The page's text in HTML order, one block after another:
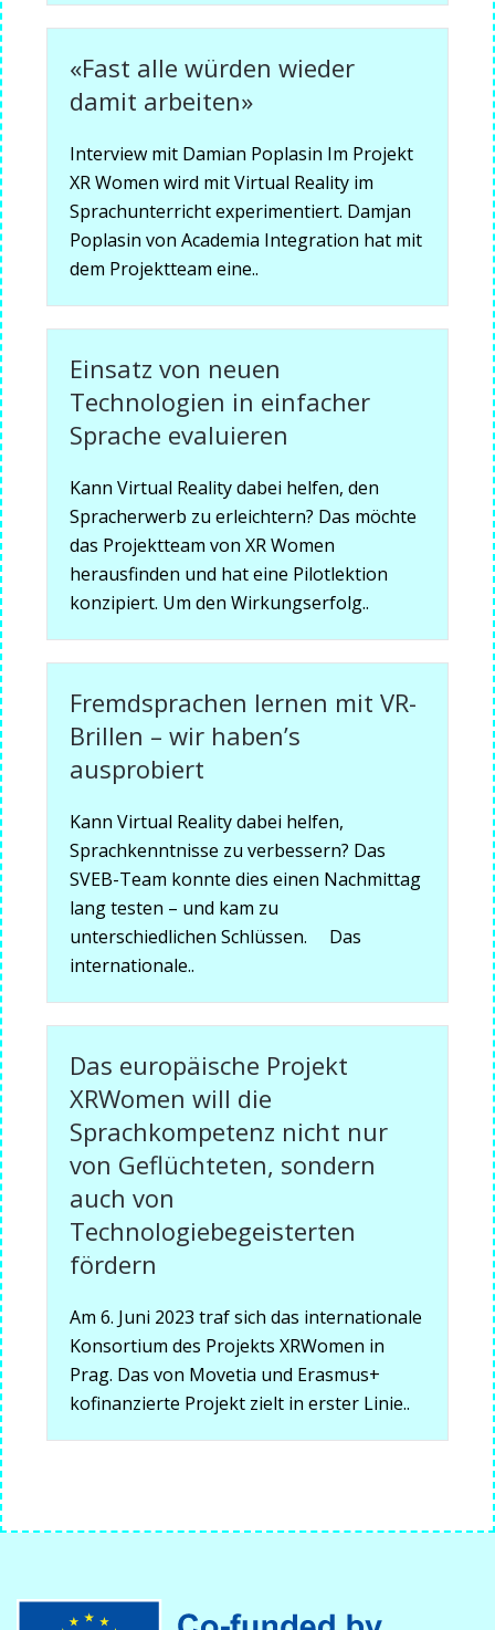
«Fast alle würden wieder
damit arbeiten»
Interview mit Damian Poplasin Im Projekt
XR Women wird mit Virtual Reality im
Sprachunterricht experimentiert. Damjan
Poplasin von Academia Integration hat mit
dem Projektteam eine..
Einsatz von neuen
Technologien in einfacher
Sprache evaluieren
Kann Virtual Reality dabei helfen, den
Spracherwerb zu erleichtern? Das möchte
das Projektteam von XR Women
herausfinden und hat eine Pilotlektion
konzipiert. Um den Wirkungserfolg..
Fremdsprachen lernen mit VR-
Brillen – wir haben’s
ausprobiert
Kann Virtual Reality dabei helfen,
Sprachkenntnisse zu verbessern? Das
SVEB-Team konnte dies einen Nachmittag
lang testen – und kam zu
unterschiedlichen Schlüssen. Das
internationale..
Das europäische Projekt
XRWomen will die
Sprachkompetenz nicht nur
von Geflüchteten, sondern
auch von
Technologiebegeisterten
fördern
Am 6. Juni 2023 traf sich das internationale
Konsortium des Projekts XRWomen in
Prag. Das von Movetia und Erasmus+
kofinanzierte Projekt zielt in erster Linie..